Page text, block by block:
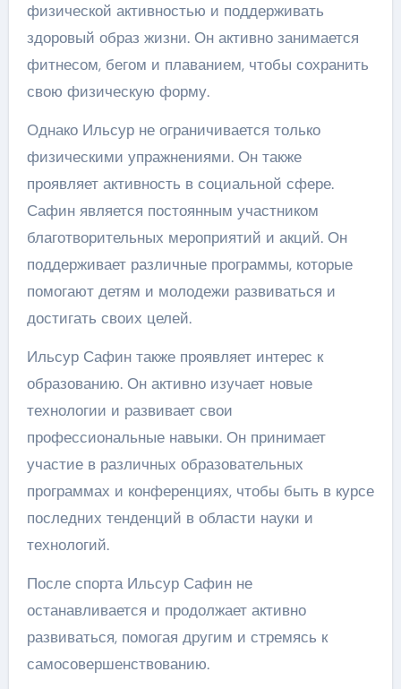
физической активностью и поддерживать
здоровый образ жизни. Он активно занимается
фитнесом, бегом и плаванием, чтобы сохранить
свою физическую форму.
Однако Ильсур не ограничивается только
физическими упражнениями. Он также
проявляет активность в социальной сфере.
Сафин является постоянным участником
благотворительных мероприятий и акций. Он
поддерживает различные программы, которые
помогают детям и молодежи развиваться и
достигать своих целей.
Ильсур Сафин также проявляет интерес к
образованию. Он активно изучает новые
технологии и развивает свои
профессиональные навыки. Он принимает
участие в различных образовательных
программах и конференциях, чтобы быть в курсе
последних тенденций в области науки и
технологий.
После спорта Ильсур Сафин не
останавливается и продолжает активно
развиваться, помогая другим и стремясь к
самосовершенствованию.